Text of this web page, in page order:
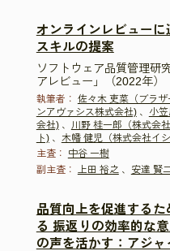
オンラインレビュー
スキルの提案
ソフトウェア品質管理研
アレビュー」（2022年）
執筆者： 佐々木 吏菜（ブラ
ンアヴァシス株式会社)、 小
会社)、 川野 桂一郎（株式会
ト)、 木幡 健児（株式会社イ
主査：
中谷 一樹
副主査：
上田 裕之 、 安達 賢
品質向上を促進する
る 振返りの効率的な
の声を活かす：アジ